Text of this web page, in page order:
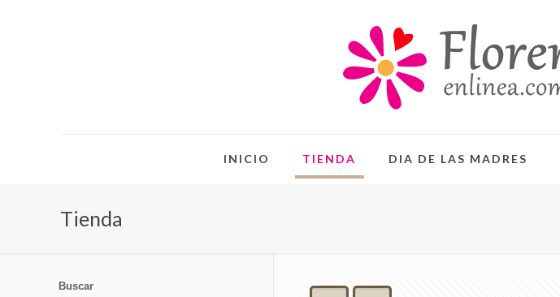
INICIO TIENDA DIA DE LAS MADRES
Tienda
Buscar